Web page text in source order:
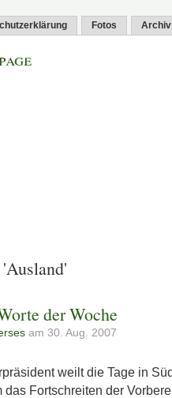
Fotos Archiv
der Woche
am 30. Aug. 2007
weilt die Tage in
das Fortschreiten der